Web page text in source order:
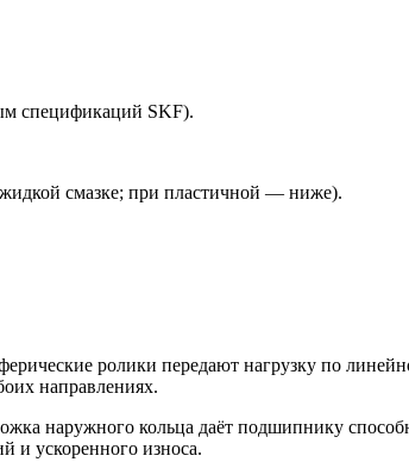
спецификаций SKF).
смазке; при пластичной — ниже).
ролики передают нагрузку по
направлениях.
наружного кольца даёт подшипнику
и ускоренного износа.